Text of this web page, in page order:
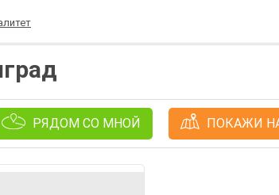
РЯДОМ СО МНОЙ ПОКАЖИ